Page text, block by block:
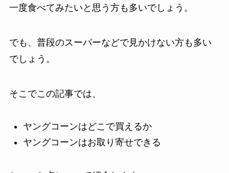
一度食べてみたいと思う方も多いでしょう。
でも、普段のスーパーなどで見かけない方も多い
でしょう。
そこでこの記事では、
ヤングコーンはどこで買えるか
ヤングコーンはお取り寄せできる